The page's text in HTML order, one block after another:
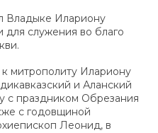
Владыке Илариону
для служения во благо
митрополиту Илариону
и Аланский
с праздником Обрезания
с годовщиной
Леонид, в